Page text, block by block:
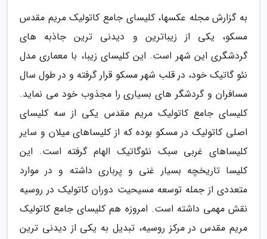
به گزارش مجله عکسها، کلیسای جامع کاتولیک مریم مقدس
مسکو، یکی از زیباترین و دیدنی ترین جاذبه های
گردشگری این شهر است. این کلیسای زیبا، با معماری مدل
نئو گاتیک خود، در قلب شهر مسکو قرار گرفته و در طول سال
مسافران و گردشگر های بسیاری را مجذوب خود می نماید.
کلیسای جامع کاتولیک مریم مقدس یکی از سه کلیسای
اصلی کاتولیک در مسکو بوده که از کلیساهای میلان و سایر
کلیساهای غربی سبک نئوگاتیک الهام گرفته است. این
کلیسا تاریخچه بسیار غنی و پرباری داشته و در موارد
متعددی از جمله توسعه مسیحیت دوران کاتولیک در روسیه
نقش مهمی داشته است. امروزه هم کلیسای جامع کاتولیک
مریم مقدس در مرکز روسیه، تبدیل به یکی از دیدنی ترین